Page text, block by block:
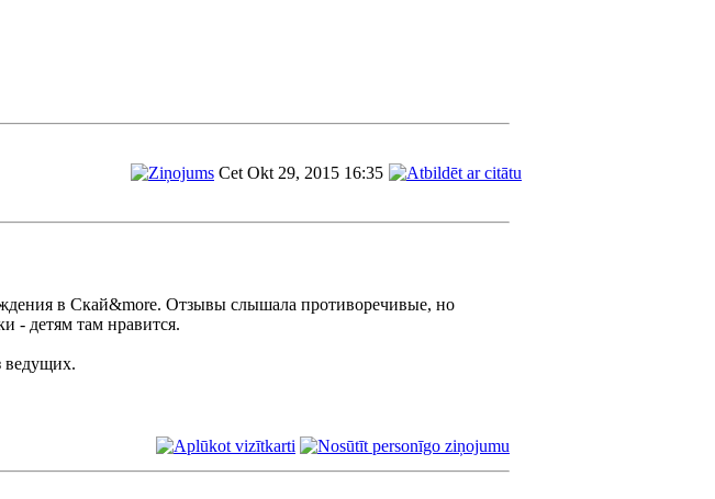
Cet Okt 29, 2015 16:35
в Скай&more. Отзывы слышала противоречивые, но
- детям там нравится.
ведущих.